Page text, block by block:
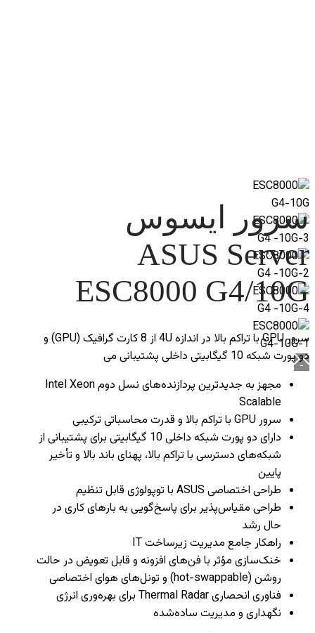
سرور ایسوس
ASUS Server
ESC8000 G4/10G
سرور GPU با تراکم بالا در اندازه 4U از 8 کارت گرافیک (GPU) و
دو پورت شبکه 10 گیگابیتی داخلی پشتیبانی می
مجهز به جدیدترین پردازنده‌های نسل دوم Intel Xeon
Scalable
سرور GPU با تراکم بالا و قدرت محاسباتی ترکیبی
دارای دو پورت شبکه داخلی 10 گیگابیتی برای پشتیبانی از
شبکه‌های دسترسی با تراکم بالا، پهنای باند بالا و تأخیر
پایین
طراحی اختصاصی ASUS با توپولوژی قابل تنظیم
طراحی مقیاس‌پذیر برای پاسخ‌گویی به بارهای کاری در
حال رشد
راهکار جامع مدیریت زیرساخت IT
خنک‌سازی مؤثر با فن‌های افزونه و قابل تعویض در حالت
روشن (hot-swappable) و تونل‌های هوای اختصاصی
فناوری انحصاری Thermal Radar برای بهره‌وری انرژی
نگهداری و مدیریت ساده‌شده